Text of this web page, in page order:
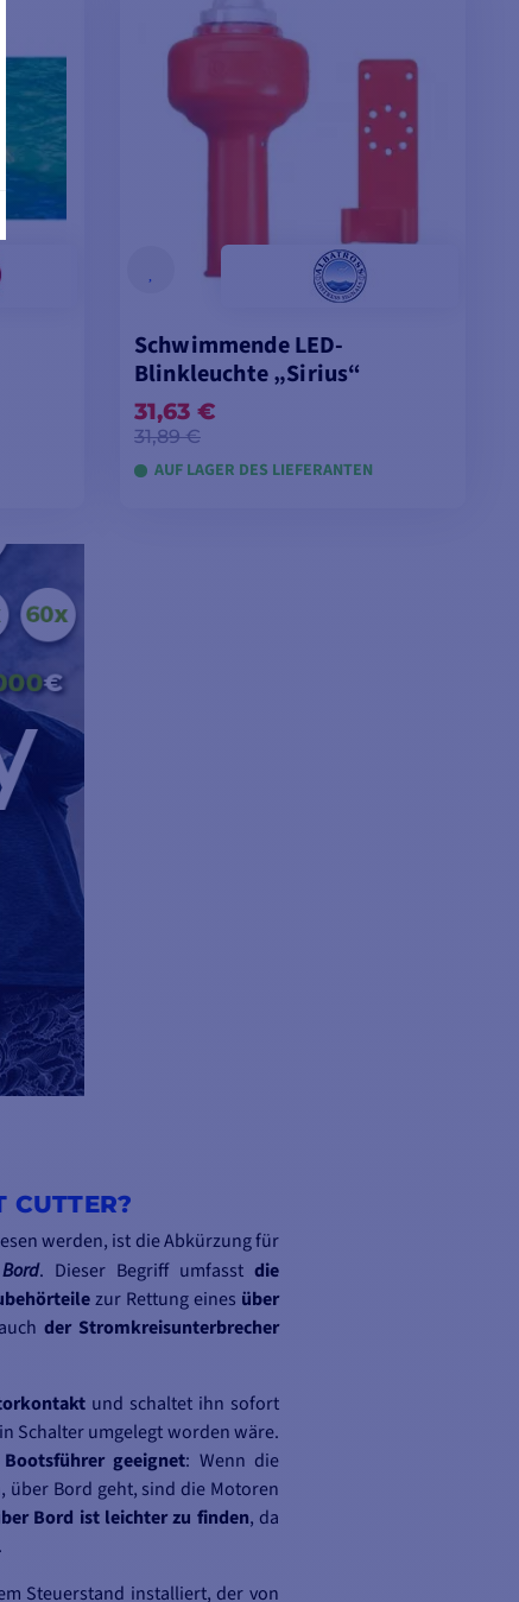
Schwimmende LED-
Blinkleuchte „Sirius“
31,63 €
31,89 €
AUF LAGER DES LIEFERANTEN
CUTTER?
werden, ist die Abkürzung für
. Dieser Begriff umfasst die
zur Rettung eines über
der Stromkreisunterbrecher
und schaltet ihn sofort
Schalter umgelegt worden wäre.
geeignet: Wenn die
über Bord geht, sind die Motoren
Bord ist leichter zu finden, da
Steuerstand installiert, der von